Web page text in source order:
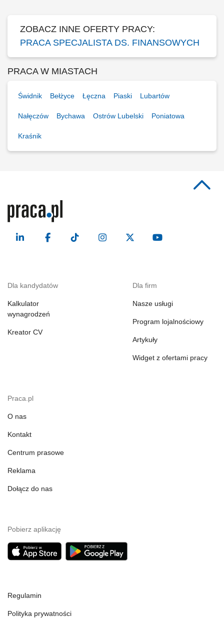
ZOBACZ INNE OFERTY PRACY:
PRACA SPECJALISTA DS. FINANSOWYCH
PRACA W MIASTACH
Świdnik Bełżyce Łęczna Piaski Lubartów
Nałęczów Bychawa Ostrów Lubelski Poniatowa
Kraśnik
Dla kandydatów
Kalkulator
wynagrodzeń
Kreator CV
Dla firm
Nasze usługi
Program lojalnościowy
Artykuły
Widget z ofertami pracy
Praca.pl
O nas
Kontakt
Centrum prasowe
Reklama
Dołącz do nas
Pobierz aplikację
Regulamin
Polityka prywatności